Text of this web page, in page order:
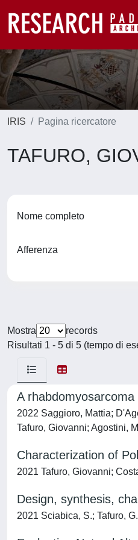
IRIS Pagina ricercatore
TAFURO,
Nome completo
Afferenza
Mostra
records
Risultati 1 - 5 di 5 (tempo di
A
2022 Saggioro, Mattia;
Tafuro, Giovanni; Agostini,
Characterization of
2021 Tafuro, Giovanni;
Design, synthesis,
2021 Sciabica, S.; Tafuro,